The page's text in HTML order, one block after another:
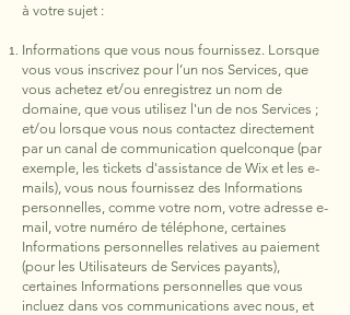
à votre sujet :
Informations que vous nous fournissez. Lorsque
vous vous inscrivez pour l’un nos Services, que
vous achetez et/ou enregistrez un nom de
domaine, que vous utilisez l'un de nos Services ;
et/ou lorsque vous nous contactez directement
par un canal de communication quelconque (par
exemple, les tickets d'assistance de Wix et les e-
mails), vous nous fournissez des Informations
personnelles, comme votre nom, votre adresse e-
mail, votre numéro de téléphone, certaines
Informations personnelles relatives au paiement
(pour les Utilisateurs de Services payants),
certaines Informations personnelles que vous
incluez dans vos communications avec nous, et